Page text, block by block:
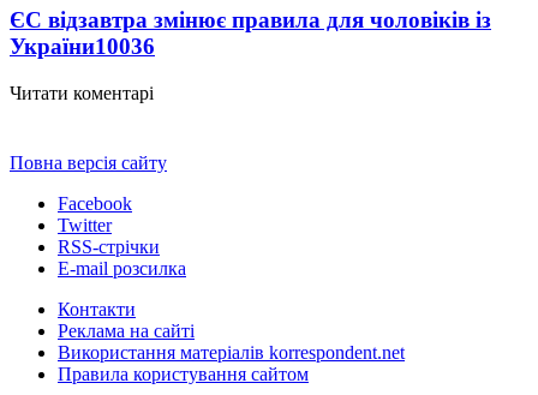
ЄС відзавтра змінює правила для чоловіків із
України10036
Читати коментарі
Повна версія сайту
Facebook
Twitter
RSS-стрічки
E-mail розсилка
Контакти
Реклама на сайті
Використання матеріалів korrespondent.net
Правила користування сайтом